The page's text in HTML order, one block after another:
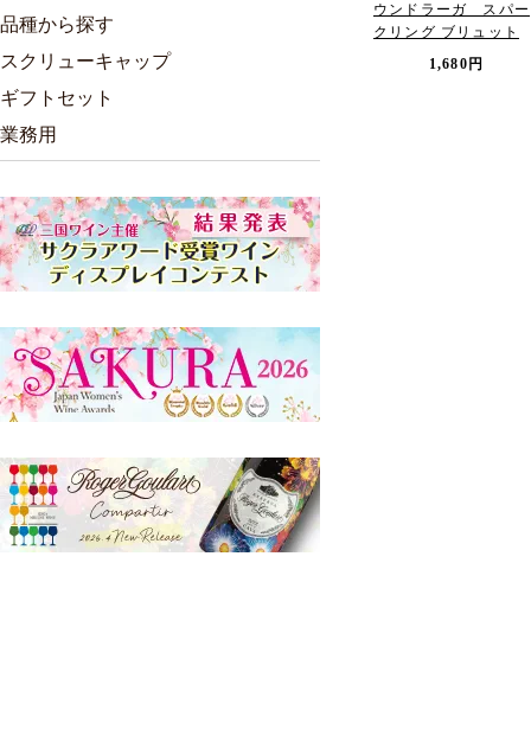
ウンドラーガ スパー
クリング ブリュット
1,680円
品種から探す
スクリューキャップ
ギフトセット
業務用